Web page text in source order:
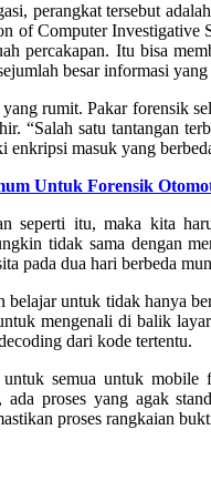
perangkat tersebut
of Computer
percakapan. Itu bisa
besar informasi
rumit. Pakar forensik
“Salah satu tantangan
enkripsi masuk yang
Untuk Forensik
seperti itu, maka kita
tidak sama dengan
pada dua hari berbeda
untuk tidak hanya
mengenali di balik
dari kode tertentu.
semua untuk
ada proses yang agak
proses rangkaian